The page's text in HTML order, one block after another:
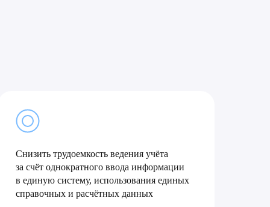
Снизить трудоемкость ведения учёта
за счёт однократного ввода информации
в единую систему, использования единых
справочных и расчётных данных